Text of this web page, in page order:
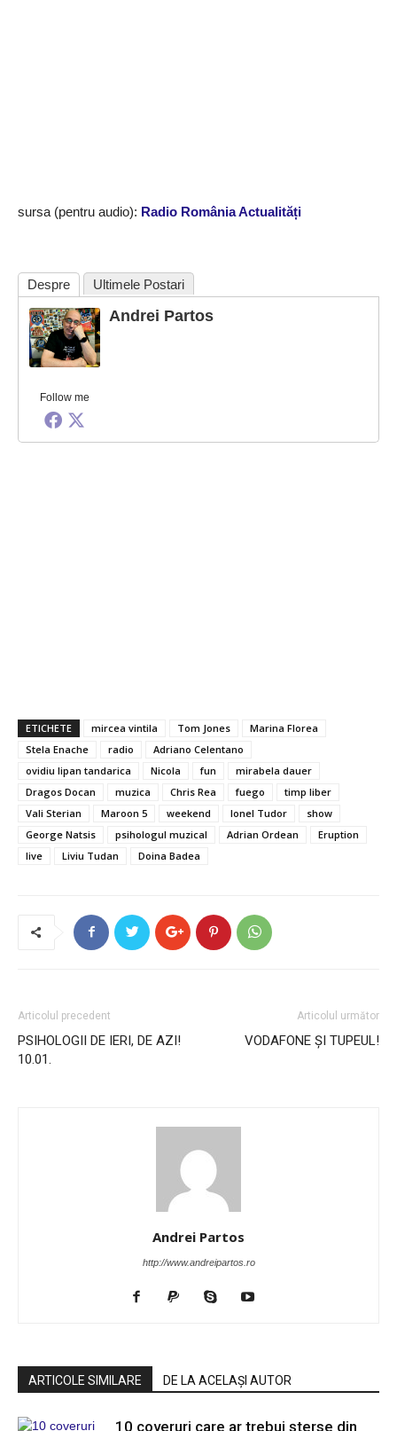
sursa (pentru audio): Radio România Actualități
Despre Ultimele Postari
Follow me
Andrei Partos
ETICHETE mircea vintila Tom Jones
Marina Florea
Stela Enache
radio
Adriano Celentano
ovidiu lipan tandarica
Nicola fun
mirabela dauer
Dragos Docan
muzica Chris Rea fuego
timp liber
Vali Sterian
Maroon 5 weekend Ionel Tudor
show
George Natsis
psihologul muzical Adrian Ordean
Eruption
live
Liviu Tudan Doina Badea
Articolul precedent
PSIHOLOGII DE IERI, DE AZI!
10.01.
Articolul următor
VODAFONE ȘI TUPEUL!
Andrei Partos
http://www.andreipartos.ro
ARTICOLE SIMILARE DE LA ACELAȘI AUTOR
10 coveruri care ar trebui șterse din